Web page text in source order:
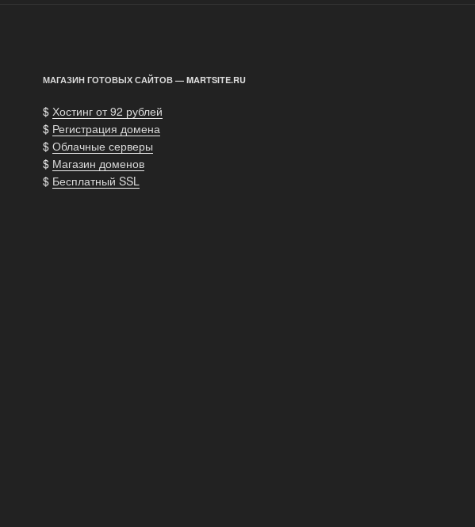
МАГАЗИН ГОТОВЫХ САЙТОВ — MARTSITE.RU
$ Хостинг от 92 рублей
$ Регистрация домена
$ Облачные серверы
$ Магазин доменов
$ Бесплатный SSL